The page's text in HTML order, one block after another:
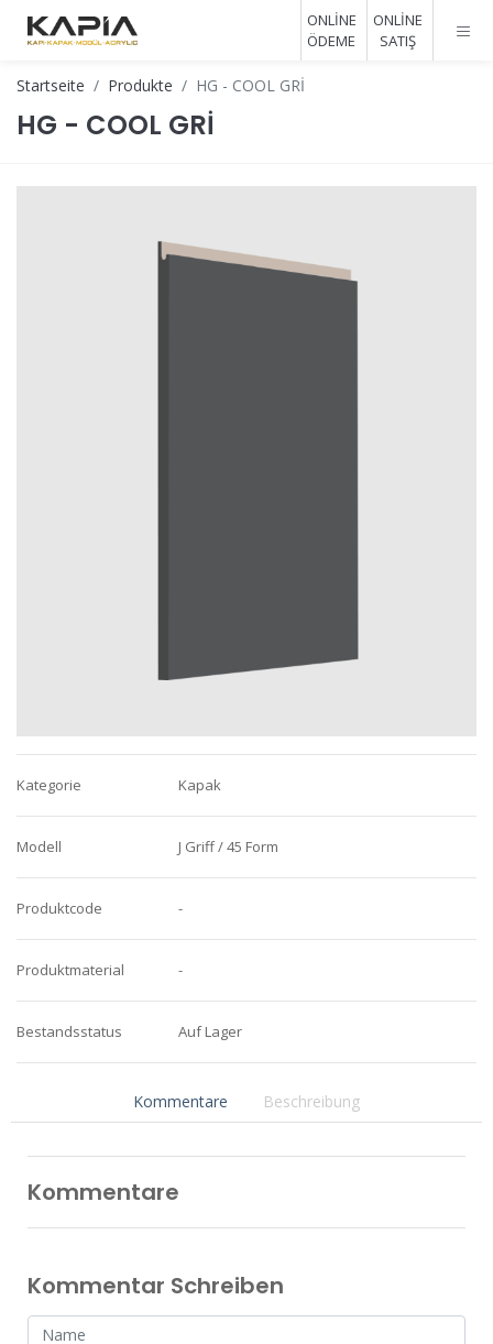
ONLİNE
SATIŞ
ONLİNE
ÖDEME
Startseite Produkte HG - COOL GRİ
HG - COOL GRİ
Kategorie Kapak
Modell J Griff / 45 Form
Produktcode -
Produktmaterial -
Bestandsstatus Auf Lager
Kommentare Beschreibung
Kommentare
Kommentar Schreiben